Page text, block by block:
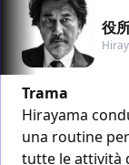
役
Trama
Hirayama
una routine
tutte le attività